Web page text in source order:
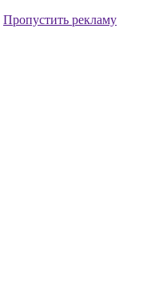
Пропустить рекламу